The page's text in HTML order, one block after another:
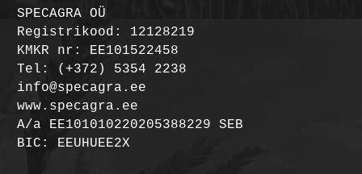
SPECAGRA OÜ
Registrikood: 12128219
KMKR nr: EE101522458
Tel: (+372) 5354 2238
info@specagra.ee
www.specagra.ee
A/a EE101010220205388229 SEB
BIC: EEUHUEE2X